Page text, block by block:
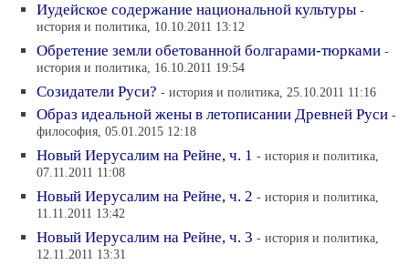
Иудейское содержание национальной культуры -
история и политика, 10.10.2011 13:12
Обретение земли обетованной болгарами-тюрками -
история и политика, 16.10.2011 19:54
Созидатели Руси? - история и политика, 25.10.2011 11:16
Образ идеальной жены в летописании Древней Руси -
философия, 05.01.2015 12:18
Новый Иерусалим на Рейне, ч. 1 - история и политика,
07.11.2011 11:08
Новый Иерусалим на Рейне, ч. 2 - история и политика,
11.11.2011 13:42
Новый Иерусалим на Рейне, ч. 3 - история и политика,
12.11.2011 13:31